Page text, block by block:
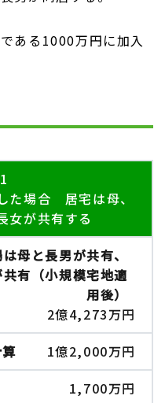
ある1000万円に加入
た場合 居宅は母、
女が共有する
2億4,273万円
1億2,000万円
1,700万円